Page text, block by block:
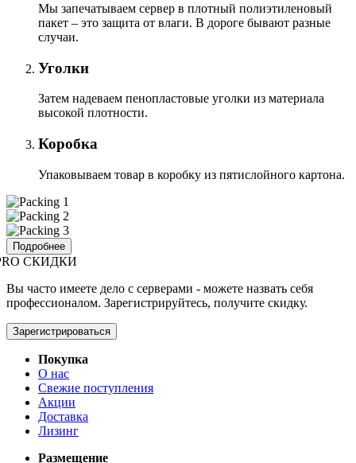
Мы запечатываем сервер в плотный полиэтиленовый
пакет – это защита от влаги. В дороге бывают разные
случаи.
Уголки
Затем надеваем пенопластовые уголки из материала
высокой плотности.
Коробка
Упаковываем товар в коробку из пятислойного картона.
Подробнее
СКИДКИ
Вы часто имеете дело с серверами - можете назвать себя
профессионалом. Зарегистрируйтесь, получите скидку.
Зарегистрироваться
Покупка
О нас
Свежие поступления
Акции
Доставка
Лизинг
Размещение